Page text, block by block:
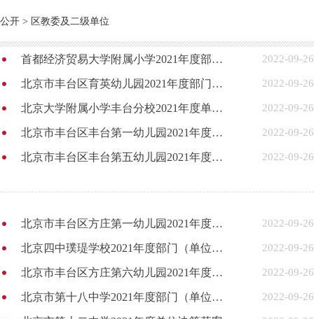
公开 > 区教委及二级单位
首都经济贸易大学附属小学2021年度部门决算 2022-09-26
北京市丰台区育英幼儿园2021年度部门（单位）决算草案 2022-09-26
北京大学附属小学丰台分校2021年度单位决算（草案） 2022-09-26
北京市丰台区丰台第一幼儿园2021年度单位决算草案 2022-09-26
北京市丰台区丰台第五幼儿园2021年度决算草案 2022-09-26
北京市丰台区方庄第一幼儿园2021年度部门（单位）决算草案 2022-09-26
北京四中璞瑅学校2021年度部门（单位）决算草案 2022-09-26
北京市丰台区方庄第六幼儿园2021年度部门（单位）决算草案 2022-09-26
北京市第十八中学2021年度部门（单位）决算草案 2022-09-26